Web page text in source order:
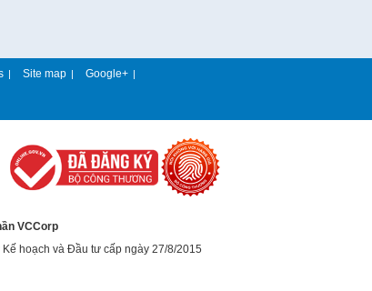
| Site map | Google+ |
VCCorp
hoạch và Đầu tư cấp ngày 27/8/2015